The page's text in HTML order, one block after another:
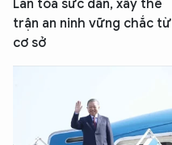
Lan tỏa sức dân, xây thế
trận an ninh vững chắc từ
cơ sở